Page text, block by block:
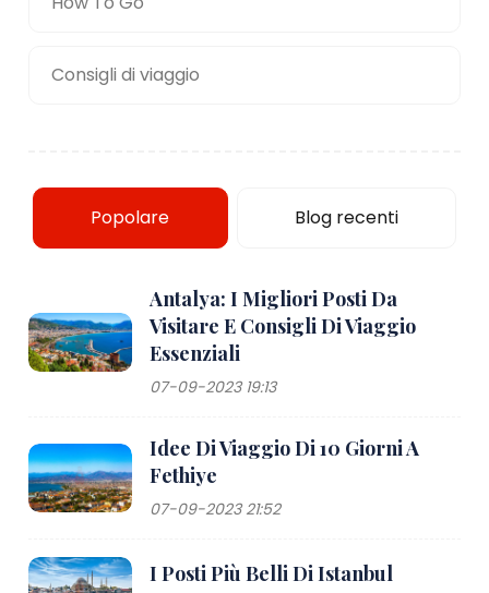
Consigli di viaggio
Popolare Blog recenti
Antalya: I Migliori Posti Da
Visitare E Consigli Di Viaggio
Essenziali
07-09-2023 19:13
Idee Di Viaggio Di 10 Giorni A
Fethiye
07-09-2023 21:52
I Posti Più Belli Di Istanbul